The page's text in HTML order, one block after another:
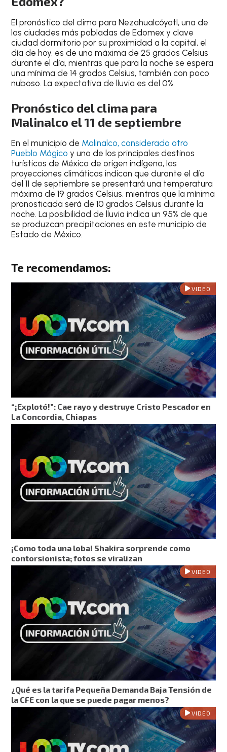
Elpronóstico del clima para Nezahualcóyotl, una de
lasciudades más pobladas de Edomex y clave
ciudad dormitorio por su proximidad a la capital, el
día de hoy, es de unamáxima de 25 grados Celsius
durante el día, mientras que para lanoche se espera
unamínima de 14 grados Celsius, también conpoco
nuboso.La expectativa de lluvia es del 0%.
Pronóstico del clima para
Malinalco el 11 de septiembre
En elmunicipio de Malinalco, considerado otro
Pueblo Mágicoy uno de los principales destinos
turísticos de México de origen indígena, las
proyecciones climáticas indican que durante eldía
del 11 de septiembre se presentará una temperatura
máxima de 19 grados Celsius, mientras que lamínima
pronosticada será de 10 grados Celsius durante la
noche. La posibilidad de lluvia indica un95% de que
se produzcan precipitaciones en este municipio de
Estado de México.
Te recomendamos:
VIDEO
“¡Explotó!”: Cae rayo y destruye Cristo Pescador en
La Concordia, Chiapas
¡Como toda una loba! Shakira sorprende como
contorsionista; fotos se viralizan
VIDEO
¿Qué es la tarifa Pequeña Demanda Baja Tensión de
la CFE con la que se puede pagar menos?
VIDEO